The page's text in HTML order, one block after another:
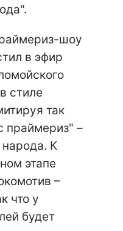
шоу
в эфир
стиле
так
праймериз" –
К
этапе
–
что у
будет